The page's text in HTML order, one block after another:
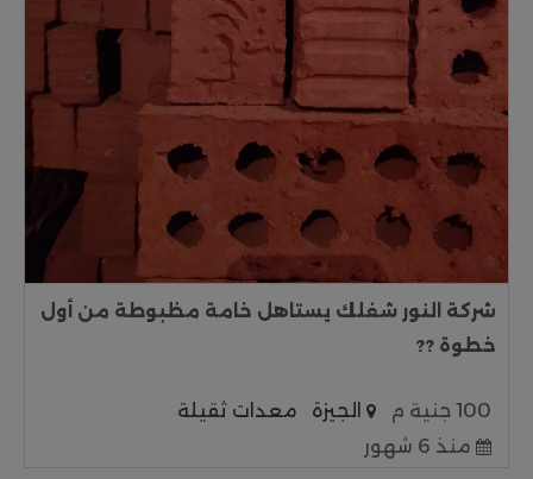
شركة النور شغلك يستاهل خامة مظبوطة من أول
خطوة ??
100 جنية م الجيزة
معدات ثقيلة
منذ 6 شهور